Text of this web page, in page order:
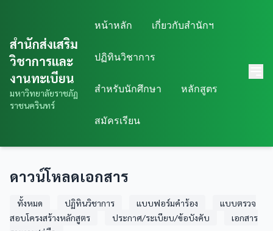
สำนักส่งเสริม
วิชาการและ
งานทะเบียน
มหาวิทยาลัยราชภัฏ
ราชนครินทร์
หน้าหลัก เกี่ยวกับสำนักฯ
ปฏิทินวิชาการ
สำหรับนักศึกษา หลักสูตร
สมัครเรียน
ดาวน์โหลดเอกสาร
ทั้งหมด ปฏิทินวิชาการ แบบฟอร์มคำร้อง
แบบตรวจ
สอบโครงสร้างหลักสูตร
ประกาศ/ระเบียบ/ข้อบังคับ
เอกสาร